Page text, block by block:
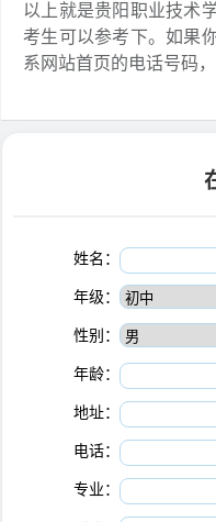
以上就是贵阳职业技术
考生可以参考下。如果
系网站首页的电话号码
姓名：
年级：
性别：
年龄：
地址：
电话：
专业：